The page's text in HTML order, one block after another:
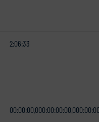
2:06:33